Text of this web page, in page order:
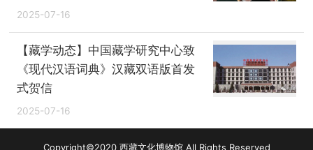
2025-07-16
【藏学动态】中国藏学研究中心致
《现代汉语词典》汉藏双语版首发
式贺信
2025-07-16
Copyright©2020 西藏文化博物馆 All Rights Reserved